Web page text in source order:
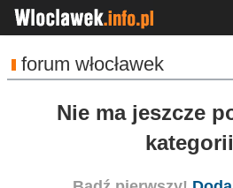
forum włocławek
Nie ma jeszcze